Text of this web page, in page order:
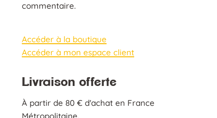
commentaire.
Accéder à la boutique
Accéder à mon espace client
Livraison offerte
À partir de 80 € d'achat en France
Métropolitaine.